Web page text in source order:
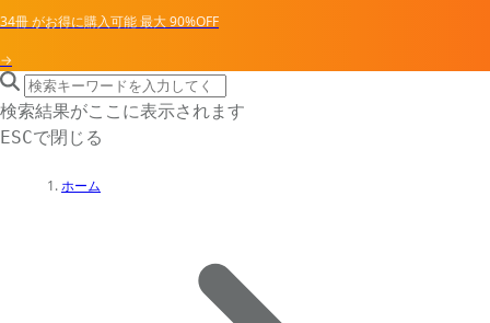
34冊がお得に購入可能最大90%OFF
→
search icon
サイト内検索
検索結果がここに表示されます
ESCで閉じる
ホーム